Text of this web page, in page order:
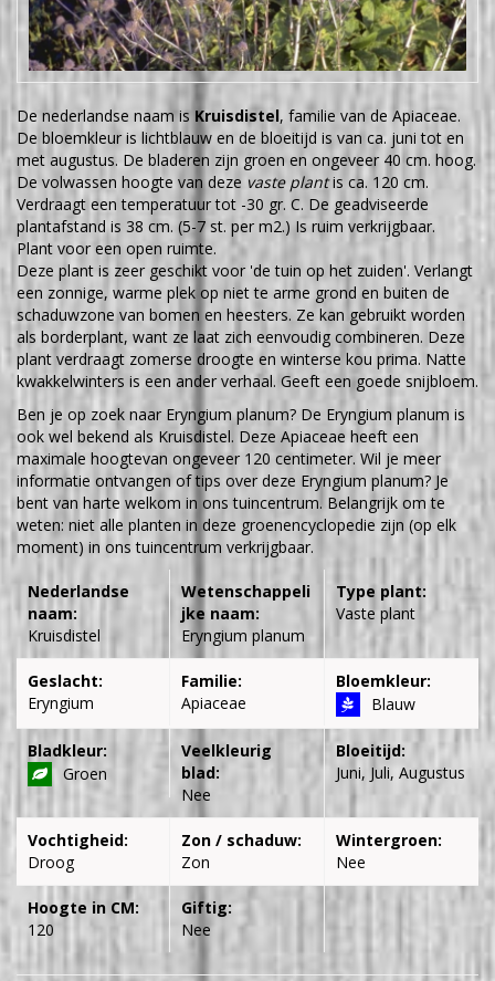
De nederlandse naam is Kruisdistel, familie van de Apiaceae.
De bloemkleur is lichtblauw en de bloeitijd is van ca. juni tot en
met augustus. De bladeren zijn groen en ongeveer 40 cm. hoog.
De volwassen hoogte van deze vaste plantis ca. 120 cm.
Verdraagt een temperatuur tot -30 gr. C. De geadviseerde
plantafstand is 38 cm. (5-7 st. per m2.) Is ruim verkrijgbaar.
Plant voor een open ruimte.
Deze plant is zeer geschikt voor 'de tuin op het zuiden'. Verlangt
een zonnige, warme plek op niet te arme grond en buiten de
schaduwzone van bomen en heesters. Ze kan gebruikt worden
als borderplant, want ze laat zich eenvoudig combineren. Deze
plant verdraagt zomerse droogte en winterse kou prima. Natte
kwakkelwinters is een ander verhaal. Geeft een goede snijbloem.
Ben je op zoek naar Eryngium planum? De Eryngium planum is
ook wel bekend als Kruisdistel. Deze Apiaceae heeft een
maximale hoogtevan ongeveer 120 centimeter. Wil je meer
informatie ontvangen of tips over deze Eryngium planum? Je
bent van harte welkom in ons tuincentrum. Belangrijk om te
weten: niet alle planten in deze groenencyclopedie zijn (op elk
moment) in ons tuincentrum verkrijgbaar.
Nederlandse
naam:
Kruisdistel
Wetenschappeli
jke naam:
Eryngium planum
Type plant:
Vaste plant
Geslacht:
Eryngium
Familie:
Apiaceae
Bloemkleur:
Blauw
Bladkleur:
Groen
Veelkleurig
blad:
Nee
Bloeitijd:
Juni, Juli, Augustus
Vochtigheid:
Droog
Zon / schaduw:
Zon
Wintergroen:
Nee
Hoogte in CM:
120
Giftig:
Nee